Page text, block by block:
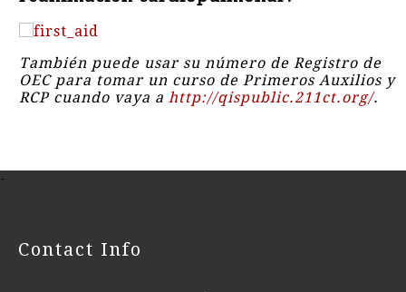
También puede usar su número de Registro de
OEC para tomar un curso de Primeros Auxilios y
RCP cuando vaya a http://qispublic.211ct.org/.
-
Contact Info